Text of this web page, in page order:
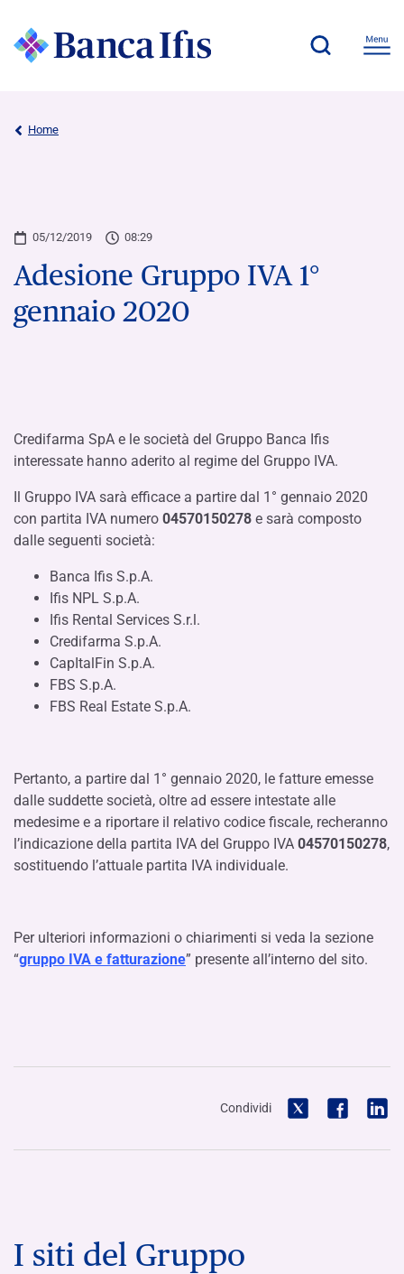
Home
05/12/2019 08:29
Adesione Gruppo IVA 1°
gennaio 2020
Credifarma SpA e le società del Gruppo Banca Ifis
interessate hanno aderito al regime del Gruppo IVA.
Il Gruppo IVA sarà efficace a partire dal 1° gennaio 2020
con partita IVA numero 04570150278 e sarà composto
dalle seguenti società:
Banca Ifis S.p.A.
Ifis NPL S.p.A.
Ifis Rental Services S.r.l.
Credifarma S.p.A.
CapItalFin S.p.A.
FBS S.p.A.
FBS Real Estate S.p.A.
Pertanto, a partire dal 1° gennaio 2020, le fatture emesse
dalle suddette società, oltre ad essere intestate alle
medesime e a riportare il relativo codice fiscale, recheranno
l’indicazione della partita IVA del Gruppo IVA 04570150278,
sostituendo l’attuale partita IVA individuale.
Per ulteriori informazioni o chiarimenti si veda la sezione
“gruppo IVA e fatturazione” presente all’interno del sito.
Condividi
I siti del Gruppo